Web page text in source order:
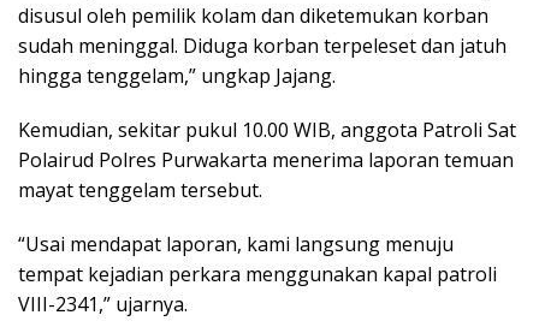
disusul oleh pemilik kolam dan diketemukan korban
sudah meninggal. Diduga korban terpeleset dan jatuh
hingga tenggelam,” ungkap Jajang.
Kemudian, sekitar pukul 10.00 WIB, anggota Patroli Sat
Polairud Polres Purwakarta menerima laporan temuan
mayat tenggelam tersebut.
“Usai mendapat laporan, kami langsung menuju
tempat kejadian perkara menggunakan kapal patroli
VIII-2341,” ujarnya.